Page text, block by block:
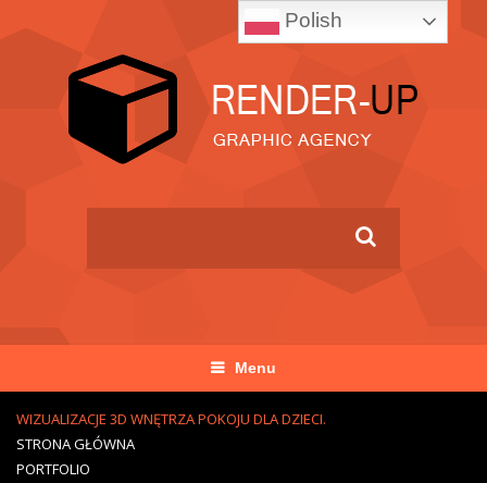
Menu
WIZUALIZACJE 3D WNĘTRZA POKOJU DLA DZIECI.
STRONA GŁÓWNA
PORTFOLIO
Polish